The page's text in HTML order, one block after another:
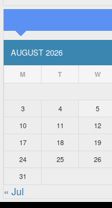
AUGUST 2026
M T W
3
4 5
10
11 12
17
18 19
24
25 26
31
« Jul